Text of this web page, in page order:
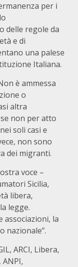
per i
delle regole da
e di
una palese
Italiana.
è ammessa
o
altra
non per atto
soli casi e
non sono
dei migranti.
voce –
Sicilia,
libera,
legge.
associazioni, la
nazionale”.
ARCI, Libera,
ANPI,